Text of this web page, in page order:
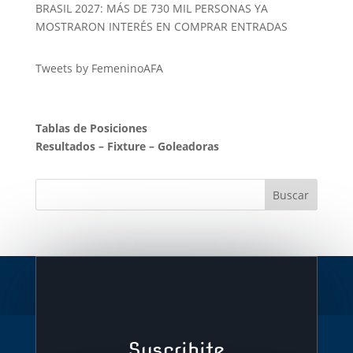
BRASIL 2027: MÁS DE 730 MIL PERSONAS YA
MOSTRARON INTERÉS EN COMPRAR ENTRADAS
Tweets by FemeninoAFA
Tablas de Posiciones
Resultados– Fixture– Goleadoras